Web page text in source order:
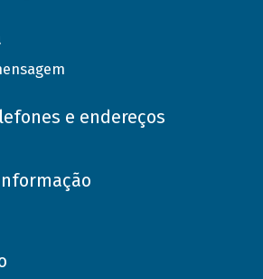
e endereços